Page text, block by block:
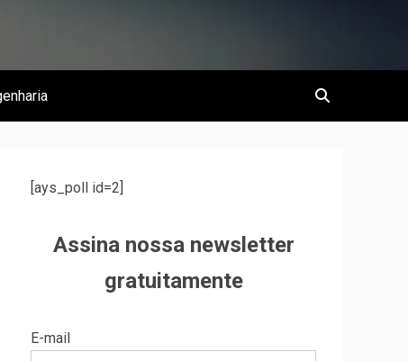
[ays_poll id=2]
Assina nossa newsletter
gratuitamente
E-mail